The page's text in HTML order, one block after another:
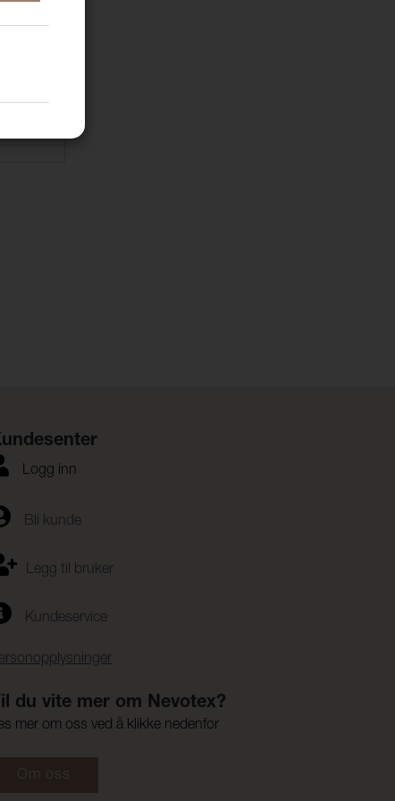
Logg inn
Bli kunde
Legg til bruker
Kundeservice
du vite mer om Nevotex?
mer om oss ved å klikke nedenfor
Om oss